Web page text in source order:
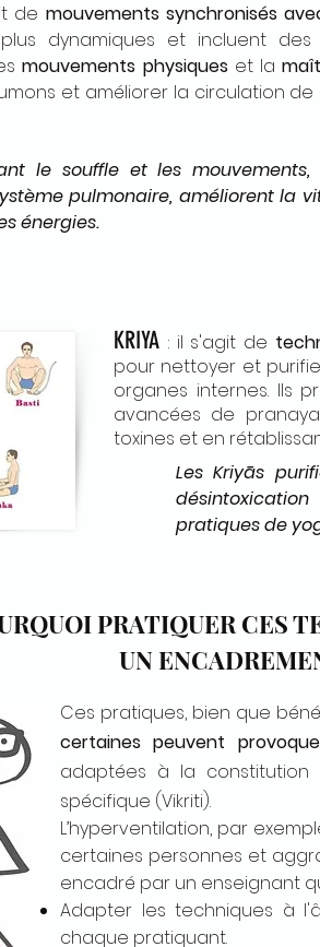
de mouvements synchronisés
dynamiques et incluent des
mouvements physiqueset la
et améliorer la circulation de
le souffle et les mouvements,
pulmonaire, améliorent la
énergies.
KRIYA : il s'agit de
pour nettoyer et
organes internes. Ils
avancées de
toxines et en
Les Kriyās
pratiques de
PRATIQUER CES
UN
Ces pratiques, bien que
certaines peuvent
adaptées à la constitution
spécifique (Vikriti).
L’hyperventilation, par
certaines personnes et
encadré par un enseignant
Adapter les techniques à
chaque pratiquant.